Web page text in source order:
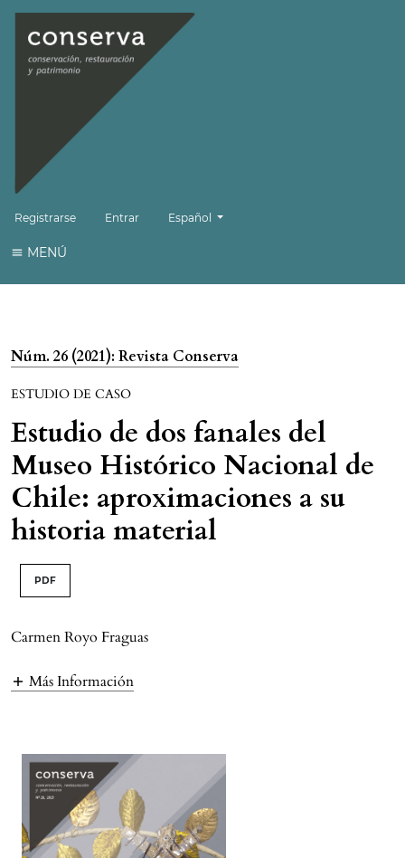
Registrarse Entrar Cambiar el idioma. El idioma actual es:
Español
MENÚ
Núm. 26 (2021): Revista Conserva
ESTUDIO DE CASO
Estudio de dos fanales del
Museo Histórico Nacional de
Chile: aproximaciones a su
historia material
PDF
Carmen Royo Fraguas
Más Información